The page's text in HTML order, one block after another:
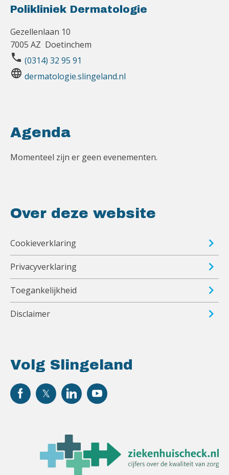
Polikliniek Dermatologie
Gezellenlaan 10
7005 AZ Doetinchem
phone (0314) 32 95 91
language dermatologie.slingeland.nl
Volg Slingeland
Agenda
Momenteel zijn er geen evenementen.
Over deze website
Cookieverklaring
Privacyverklaring
Toegankelijkheid
Disclaimer